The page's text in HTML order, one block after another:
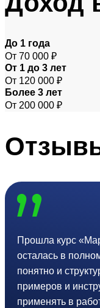
До 1 года
От 70 000 ₽
От 1 до 3 лет
От 120 000 ₽
Более 3 лет
От 200 000 ₽
Прошла курс
осталась в
понятно и
примеров и
применять в